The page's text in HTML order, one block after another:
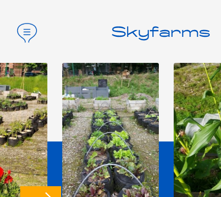
Home
Privé-sector
Openbare sector
Partners
Contact